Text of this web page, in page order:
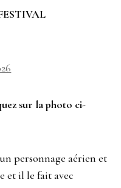
sur la photo ci-
personnage aérien et
et il le fait avec